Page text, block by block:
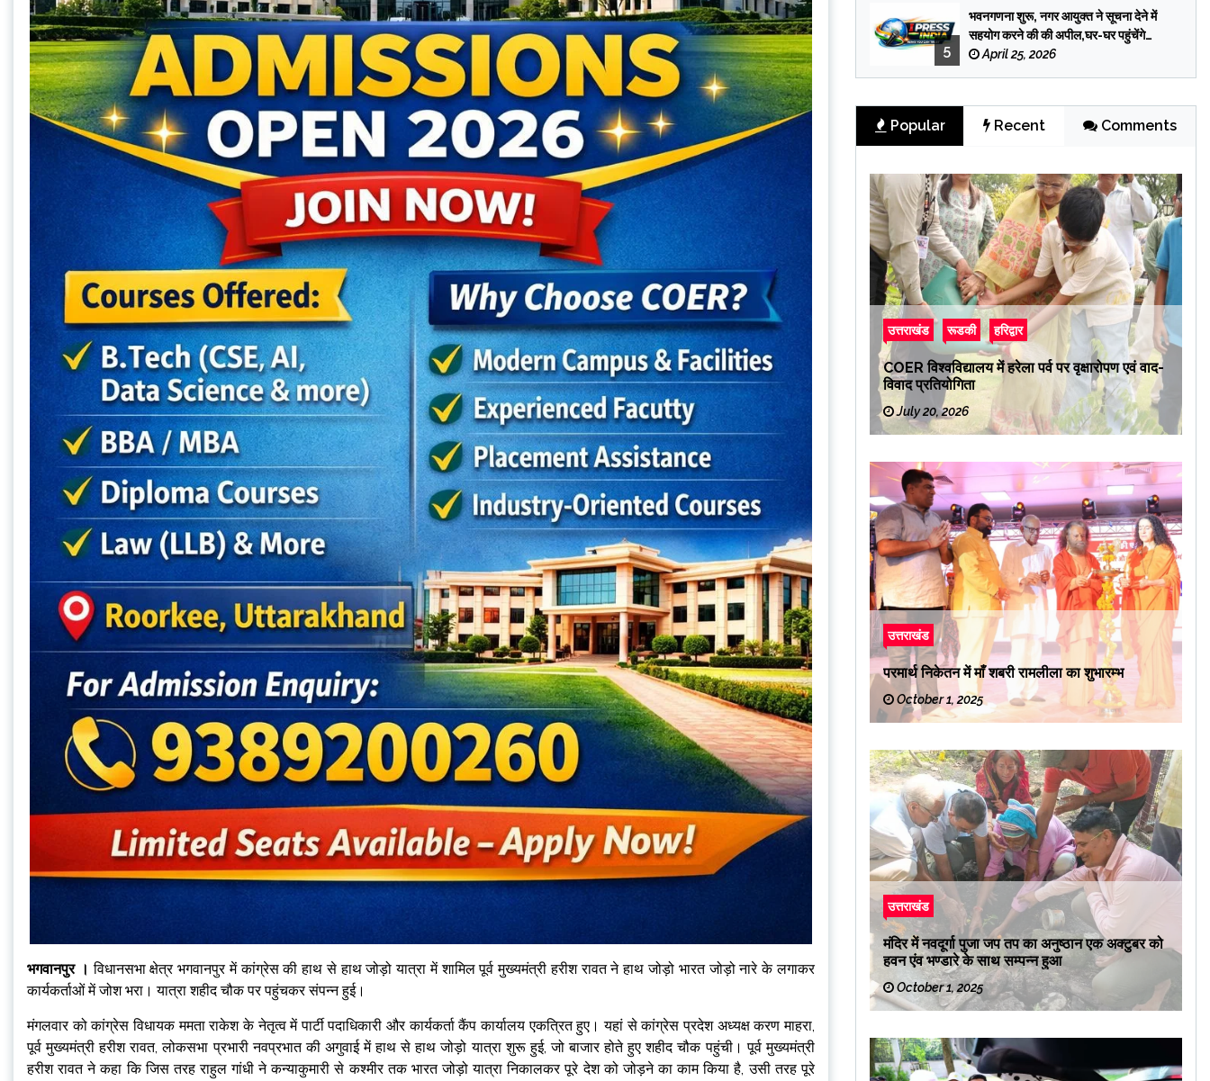
भगवानपुर । विधानसभा क्षेत्र भगवानपुर में कांग्रेस की हाथ से हाथ जोड़ो यात्रा में शामिल पूर्व मुख्यमंत्री हरीश रावत ने हाथ जोड़ो भारत जोड़ो नारे के लगाकर
कार्यकर्ताओं में जोश भरा। यात्रा शहीद चौक पर पहुंचकर संपन्न हुई।
मंगलवार को कांग्रेस विधायक ममता राकेश के नेतृत्व में पार्टी पदाधिकारी और कार्यकर्ता कैंप कार्यालय एकत्रित हुए। यहां से कांग्रेस प्रदेश अध्यक्ष करण माहरा,
पूर्व मुख्यमंत्री हरीश रावत, लोकसभा प्रभारी नवप्रभात की अगुवाई में हाथ से हाथ जोड़ो यात्रा शुरू हुई, जो बाजार होते हुए शहीद चौक पहुंची। पूर्व मुख्यमंत्री
हरीश रावत ने कहा कि जिस तरह राहुल गांधी ने कन्याकुमारी से कश्मीर तक भारत जोड़ो यात्रा निकालकर पूरे देश को जोड़ने का काम किया है, उसी तरह पूरे
5
भवनगणना शुरू, नगर आयुक्त ने सूचना देने में
सहयोग करने की की अपील,घर-घर पहुंचेंगे
प्रगणक
April 25, 2026
Popular Recent Comments
उत्तराखंड रूडकी हरिद्वार
COER विश्वविद्यालय में हरेला पर्व पर वृक्षारोपण एवं वाद-
विवाद प्रतियोगिता
July 20, 2026
उत्तराखंड
परमार्थ निकेतन में माँ शबरी रामलीला का शुभारम्भ
October 1, 2025
उत्तराखंड
मंदिर में नवदूर्गा पुजा जप तप का अनुष्ठान एक अक्टुबर को
हवन एंव भण्डारे के साथ सम्पन्न हुआ
October 1, 2025